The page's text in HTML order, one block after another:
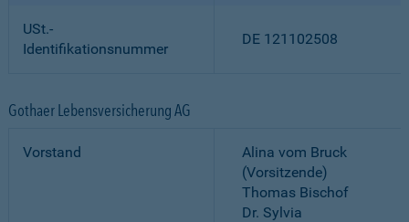
USt.-
Identifikationsnummer
DE 121102508
Gothaer Lebensversicherung AG
Vorstand
Alina vom Bruck
(Vorsitzende)
Thomas Bischof
Dr. Sylvia